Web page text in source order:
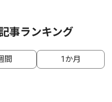
事ランキング
間 1か月